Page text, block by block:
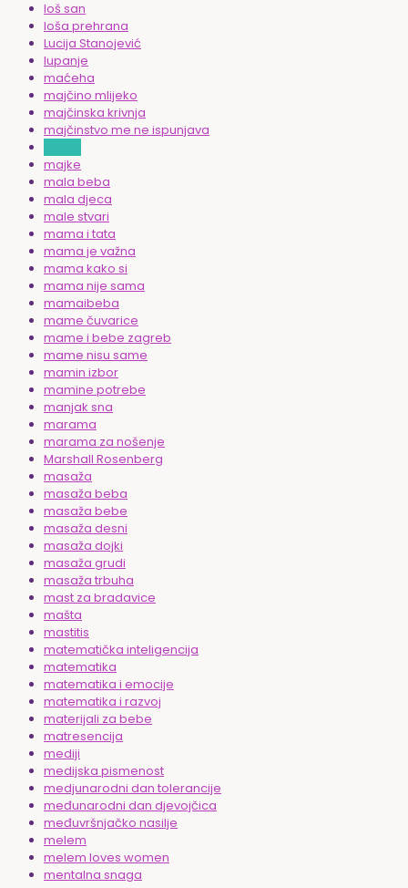
loš san
loša prehrana
Lucija Stanojević
lupanje
maćeha
majčino mlijeko
majčinska krivnja
majčinstvo me ne ispunjava
majke
mala beba
mala djeca
male stvari
mama i tata
mama je važna
mama kako si
mama nije sama
mamaibeba
mame čuvarice
mame i bebe zagreb
mame nisu same
mamin izbor
mamine potrebe
manjak sna
marama
marama za nošenje
Marshall Rosenberg
masaža
masaža beba
masaža bebe
masaža desni
masaža dojki
masaža grudi
masaža trbuha
mast za bradavice
mašta
mastitis
matematička inteligencija
matematika
matematika i emocije
matematika i razvoj
materijali za bebe
matresencija
mediji
medijska pismenost
medjunarodni dan tolerancije
međunarodni dan djevojčica
međuvršnjačko nasilje
melem
melem loves women
mentalna snaga